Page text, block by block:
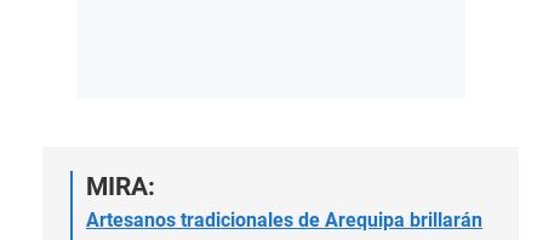
MIRA:
Artesanos tradicionales de Arequipa brillarán